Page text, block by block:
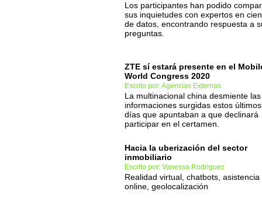
Los participantes han podido
sus inquietudes con expertos en
de datos, encontrando respuesta a
preguntas.
ZTE sí estará presente en el
World Congress 2020
Escrito por: Agencias Externas
La multinacional china desmiente las
informaciones surgidas estos últimos
días que apuntaban a que declinará
participar en el certamen.
Hacia la uberización del sector
inmobiliario
Escrito por: Vanessa Rodriguez
Realidad virtual, chatbots, asistencia
online, geolocalización